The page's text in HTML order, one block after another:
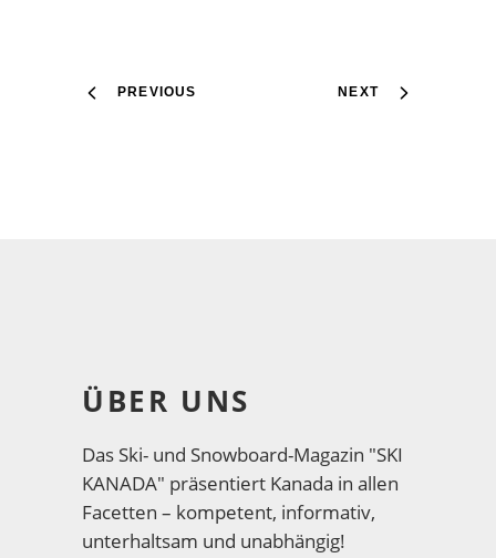
PREVIOUS NEXT
ÜBER UNS
Das Ski- und Snowboard-Magazin "SKI
KANADA" präsentiert Kanada in allen
Facetten – kompetent, informativ,
unterhaltsam und unabhängig!